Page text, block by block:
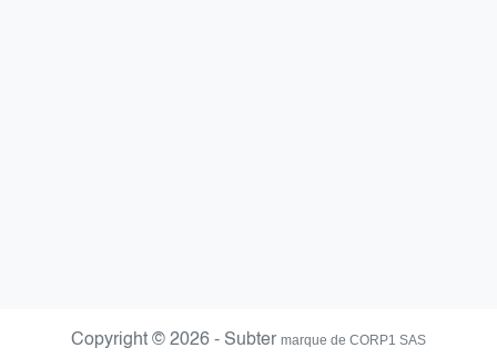
Copyright © 2026 - Subter marque de CORP1 SAS